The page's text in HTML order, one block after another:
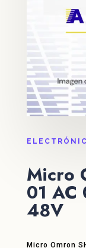
Micro
01 AC
48V
Micro Omron